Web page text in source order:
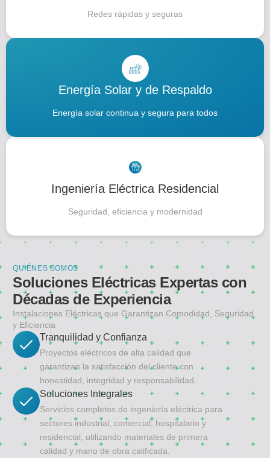
Redes rápidas y seguras
Energía Solar y de Respaldo
Energía solar continua y segura para todos
Ingeniería Eléctrica Residencial
Seguridad, eficiencia y modernidad
QUIÉNES SOMOS
Soluciones Eléctricas Expertas con
Décadas de Experiencia
Instalaciones Eléctricas que Garantizan Comodidad, Seguridad
y Eficiencia
Tranquilidad y Confianza
Proyectos eléctricos de alta calidad que
garantizan la satisfacción del cliente con
honestidad, integridad y responsabilidad.
Soluciones Integrales
Servicios completos de ingeniería eléctrica para
sectores industrial, comercial, hospitalario y
residencial, utilizando materiales de primera
calidad y mano de obra calificada.